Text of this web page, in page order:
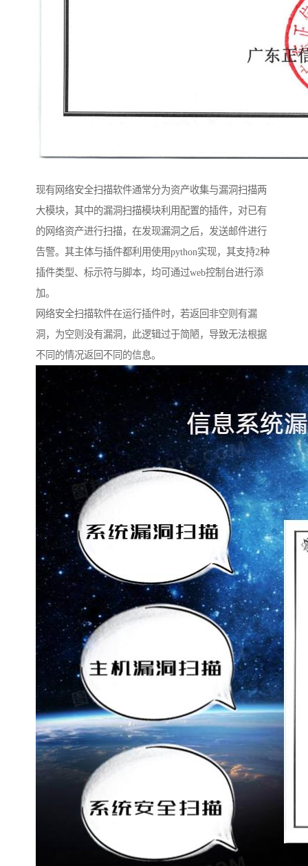
现有网络安全扫描软件通常分为资产收集与漏洞扫描两
大模块，其中的漏洞扫描模块利用配置的插件，对已有
的网络资产进行扫描，在发现漏洞之后，发送邮件进行
告警。其主体与插件都利用使用python实现，其支持2种
插件类型、标示符与脚本，均可通过web控制台进行添
加。
网络安全扫描软件在运行插件时，若返回非空则有漏
洞，为空则没有漏洞，此逻辑过于简陋，导致无法根据
不同的情况返回不同的信息。